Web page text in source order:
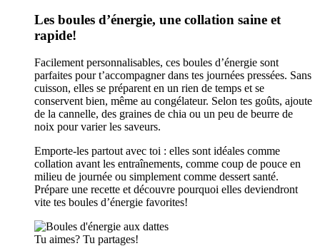
Les boules d’énergie, une collation saine et
rapide!
Facilement personnalisables, ces boules d’énergie sont
parfaites pour t’accompagner dans tes journées pressées. Sans
cuisson, elles se préparent en un rien de temps et se
conservent bien, même au congélateur. Selon tes goûts, ajoute
de la cannelle, des graines de chia ou un peu de beurre de
noix pour varier les saveurs.
Emporte-les partout avec toi : elles sont idéales comme
collation avant les entraînements, comme coup de pouce en
milieu de journée ou simplement comme dessert santé.
Prépare une recette et découvre pourquoi elles deviendront
vite tes boules d’énergie favorites!
Tu aimes? Tu partages!